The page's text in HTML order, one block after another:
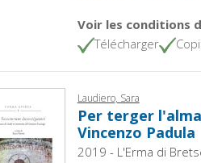
Voir les conditions
Télécharger
Laudiero, Sara
Per terger
Vincenzo Padula
2019 - L'Erma di